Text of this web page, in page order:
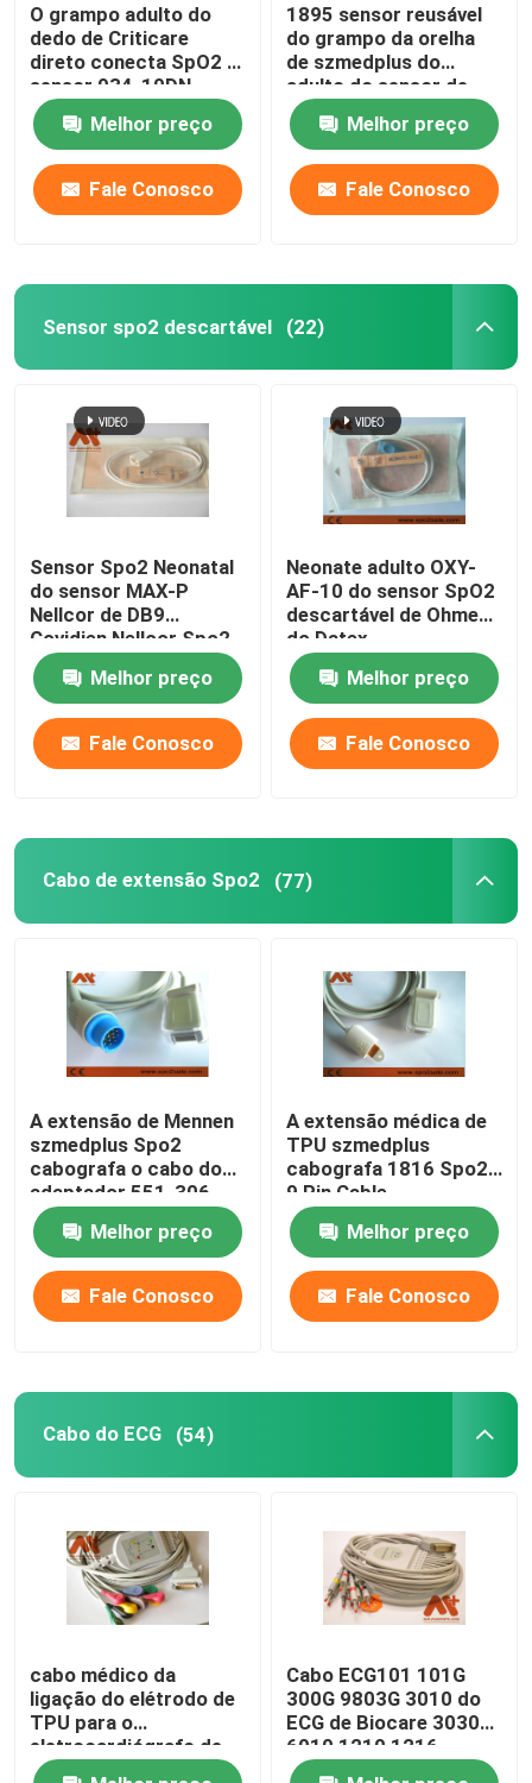
O grampo adulto do
dedo de Criticare
direto conecta SpO2 o
sensor 934-10DN
Melhor preço
Fale Conosco
1895 sensor reusável
do grampo da orelha
de szmedplus do
adulto do sensor de
LNCS TC-I Spo2
Melhor preço
Fale Conosco
Sensor spo2 descartável (22)
Sensor Spo2 Neonatal
do sensor MAX-P
Nellcor de DB9
Covidien Nellcor Spo2
Melhor preço
Fale Conosco
Neonate adulto OXY-
AF-10 do sensor SpO2
descartável de Ohmeda
do Datex
Melhor preço
Fale Conosco
Cabo de extensão Spo2 (77)
A extensão de Mennen
szmedplus Spo2
cabografa o cabo do
adaptador 551-306-
321 SpO2
Melhor preço
Fale Conosco
A extensão médica de
TPU szmedplus
cabografa 1816 Spo2
9 Pin Cable
Melhor preço
Fale Conosco
Cabo do ECG (54)
cabo médico da
ligação do elétrodo de
TPU para o
eletrocardiógrafo de
Mindray R12
Cabo ECG101 101G
300G 9803G 3010 do
ECG de Biocare 3030
6010 1210 1216